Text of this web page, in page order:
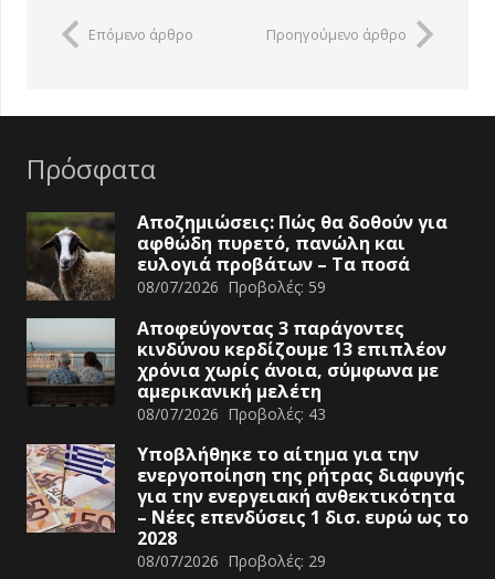
Επόμενο άρθρο Προηγούμενο άρθρο
Πρόσφατα
Αποζημιώσεις: Πώς θα δοθούν για
αφθώδη πυρετό, πανώλη και
ευλογιά προβάτων – Τα ποσά
08/07/2026 Προβολές: 59
Αποφεύγοντας 3 παράγοντες
κινδύνου κερδίζουμε 13 επιπλέον
χρόνια χωρίς άνοια, σύμφωνα με
αμερικανική μελέτη
08/07/2026 Προβολές: 43
Υποβλήθηκε το αίτημα για την
ενεργοποίηση της ρήτρας διαφυγής
για την ενεργειακή ανθεκτικότητα
– Νέες επενδύσεις 1 δισ. ευρώ ως το
2028
08/07/2026 Προβολές: 29